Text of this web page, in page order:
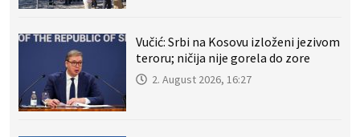
Vučić: Srbi na Kosovu izloženi jezivom
teroru; ničija nije gorela do zore
2. August 2026, 16:27